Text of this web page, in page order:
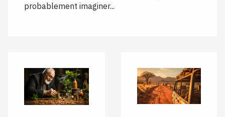
probablement imaginer...